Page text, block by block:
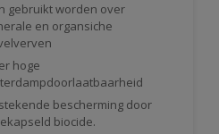
gebruikt worden over
en organsiche
hoge
bescherming door
biocide.